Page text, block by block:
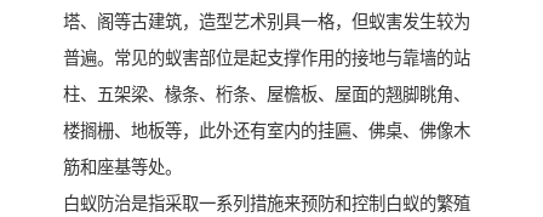
塔、阁等古建筑，造型艺术别具一格，但蚁害发生较为
普遍。常见的蚁害部位是起支撑作用的接地与靠墙的站
柱、五架梁、椽条、桁条、屋檐板、屋面的翘脚眺角、
楼搁栅、地板等，此外还有室内的挂匾、佛桌、佛像木
筋和座基等处。
白蚁防治是指采取一系列措施来预防和控制白蚁的繁殖